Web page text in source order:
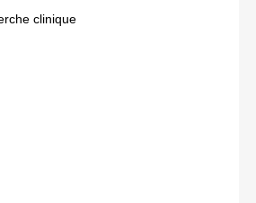
clinique